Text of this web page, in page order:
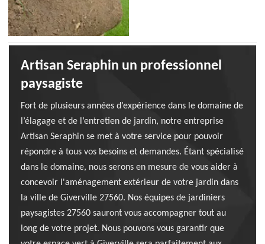
Artisan Seraphin un professionnel
paysagiste
Fort de plusieurs années d’expérience dans le domaine de
l’élagage et de l’entretien de jardin, notre entreprise
Artisan Seraphin se met à votre service pour pouvoir
répondre à tous vos besoins et demandes. Étant spécialisé
dans le domaine, nous serons en mesure de vous aider à
concevoir l'aménagement extérieur de votre jardin dans
la ville de Giverville 27560. Nos équipes de jardiniers
paysagistes 27560 sauront vous accompagner tout au
long de votre projet. Nous pouvons vous garantir que